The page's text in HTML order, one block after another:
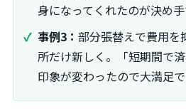
身になってくれたのが決め手
事例3： 部分張替えで費用を
所だけ新しく。「短期間で
印象が変わったので大満足で